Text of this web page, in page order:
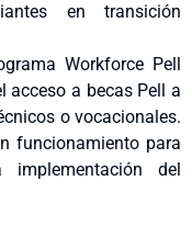
en transición
Workforce Pell
acceso a becas Pell a
o vocacionales.
funcionamiento para
del